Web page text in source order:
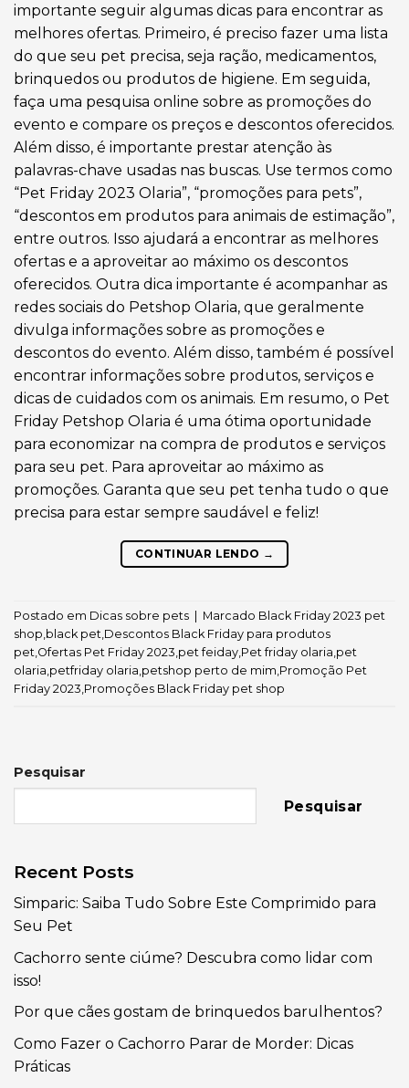
importante seguir algumas dicas para encontrar as
melhores ofertas. Primeiro, é preciso fazer uma lista
do que seu pet precisa, seja ração, medicamentos,
brinquedos ou produtos de higiene. Em seguida,
faça uma pesquisa online sobre as promoções do
evento e compare os preços e descontos oferecidos.
Além disso, é importante prestar atenção às
palavras-chave usadas nas buscas. Use termos como
“Pet Friday 2023 Olaria”, “promoções para pets”,
“descontos em produtos para animais de estimação”,
entre outros. Isso ajudará a encontrar as melhores
ofertas e a aproveitar ao máximo os descontos
oferecidos. Outra dica importante é acompanhar as
redes sociais do Petshop Olaria, que geralmente
divulga informações sobre as promoções e
descontos do evento. Além disso, também é possível
encontrar informações sobre produtos, serviços e
dicas de cuidados com os animais. Em resumo, o Pet
Friday Petshop Olaria é uma ótima oportunidade
para economizar na compra de produtos e serviços
para seu pet. Para aproveitar ao máximo as
promoções. Garanta que seu pet tenha tudo o que
precisa para estar sempre saudável e feliz!
CONTINUAR LENDO →
Postado em Dicas sobre pets Marcado Black Friday 2023 pet
shop black pet Descontos Black Friday para produtos
pet Ofertas Pet Friday 2023 pet feiday Pet friday olaria pet
olaria petfriday olaria petshop perto de mim Promoção Pet
Friday 2023 Promoções Black Friday pet shop
Pesquisar
Pesquisar
Recent Posts
Simparic: Saiba Tudo Sobre Este Comprimido para
Seu Pet
Cachorro sente ciúme? Descubra como lidar com
isso!
Por que cães gostam de brinquedos barulhentos?
Como Fazer o Cachorro Parar de Morder: Dicas
Práticas